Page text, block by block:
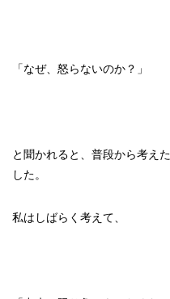
「なぜ、怒らないのか？」
と聞かれると、普段から考え
した。
私はしばらく考えて、